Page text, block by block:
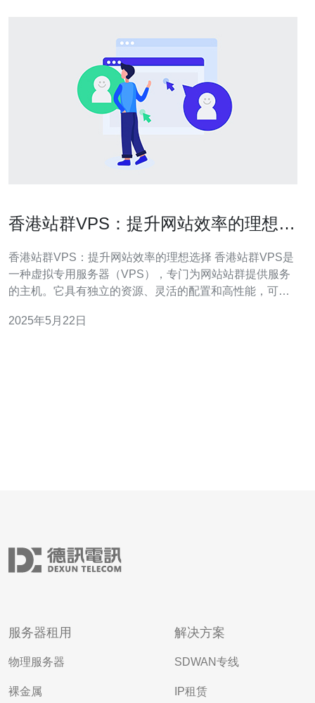
香港站群VPS：提升网站效率的理想选
香港站群VPS：提升网站效率的理想选择 香港站群VPS是
一种虚拟专用服务器（VPS），专门为网站站群提供服务
的主机。它具有独立的资源、灵活的配置和高性能，可帮
优势，包括： 独立资源：每个站点都有独立的资源，避免
2025年5月22日
服务器租用
物理服务器
裸金属
解决方案
SDWAN专线
IP租赁